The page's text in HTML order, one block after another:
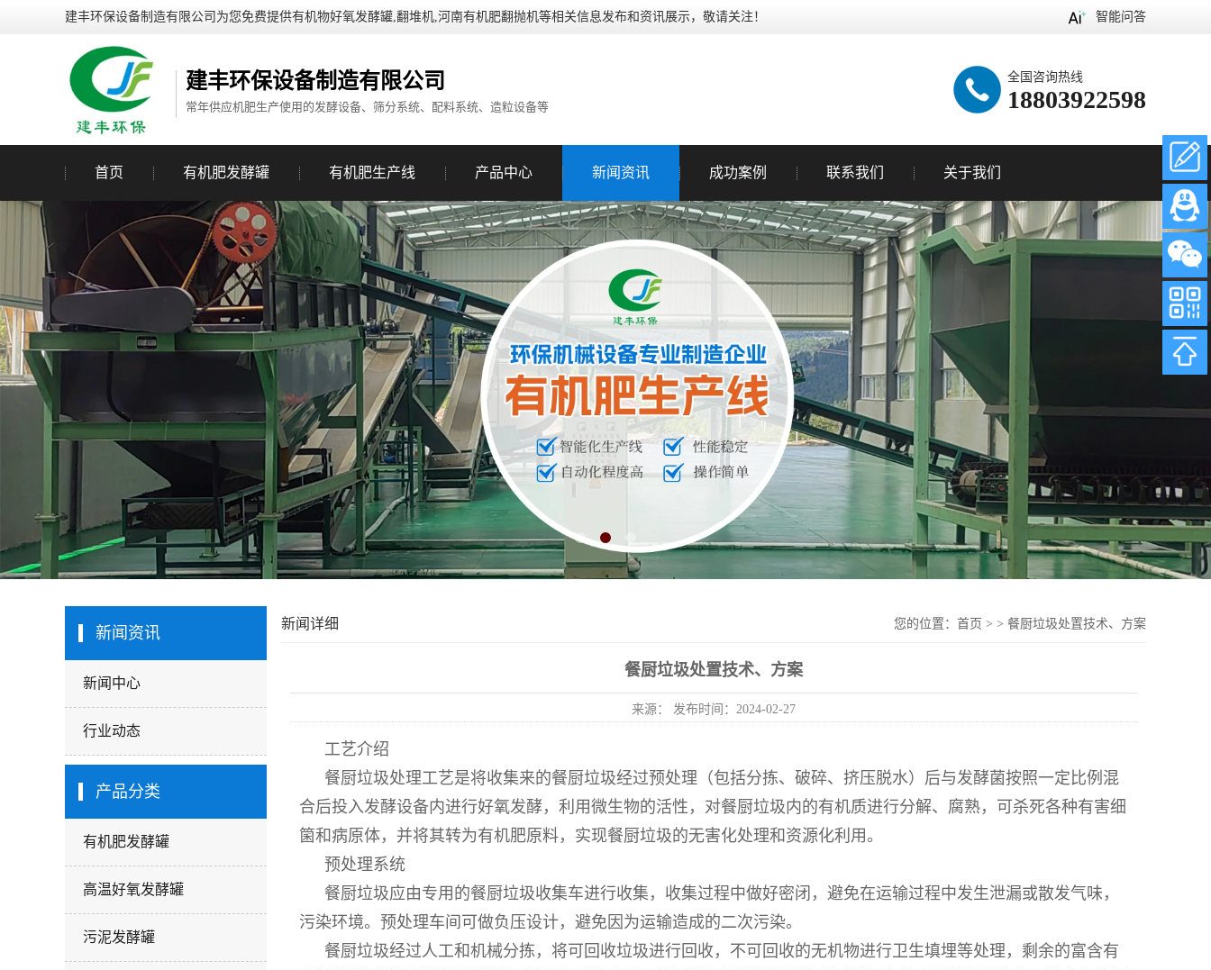
建丰环保设备制造有限公司为您免费提供有机物好氧发酵罐,翻堆机,河南有机肥翻抛机等相关信息发布和资讯展示，敬请关注！ 智能问答
建丰环保设备制造有限公司
常年供应机肥生产使用的发酵设备、筛分系统、配料系统、造粒设备等
全国咨询热线
18803922598
首页 有机肥发酵罐 有机肥生产线 产品中心 新闻资讯 成功案例 联系我们 关于我们
新闻资讯
新闻中心
行业动态
产品分类
有机肥发酵罐
高温好氧发酵罐
污泥发酵罐
新闻详细 您的位置： 首页 > > 餐厨垃圾处置技术、方案
餐厨垃圾处置技术、方案
来源： 发布时间：2024-02-27
工艺介绍
餐厨垃圾处理工艺是将收集来的餐厨垃圾经过预处理（包括分拣、破碎、挤压脱水）后与发酵菌按照一定比例混
合后投入发酵设备内进行好氧发酵，利用微生物的活性，对餐厨垃圾内的有机质进行分解、腐熟，可杀死各种有害细
箘和病原体，并将其转为有机肥原料，实现餐厨垃圾的无害化处理和资源化利用。
预处理系统
餐厨垃圾应由专用的餐厨垃圾收集车进行收集，收集过程中做好密闭，避免在运输过程中发生泄漏或散发气味，
污染环境。预处理车间可做负压设计，避免因为运输造成的二次污染。
餐厨垃圾经过人工和机械分拣，将可回收垃圾进行回收，不可回收的无机物进行卫生填埋等处理，剩余的富含有